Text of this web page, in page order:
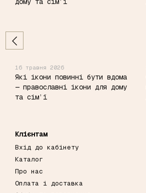
16 травня 2026
Які ікони повинні бути вдома
— православні ікони для дому
та сім’ї
Клієнтам
Вхід до кабінету
Каталог
Про нас
Оплата і доставка